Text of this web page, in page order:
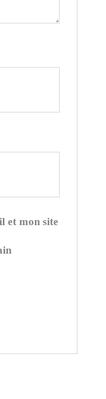
et mon site